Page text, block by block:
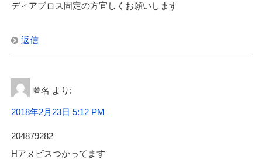
ディアブロス固定の方宜しくお願いします
返信
匿名 より:
2018年2月23日 5:12 PM
204879282
Hアヌビスつかってます